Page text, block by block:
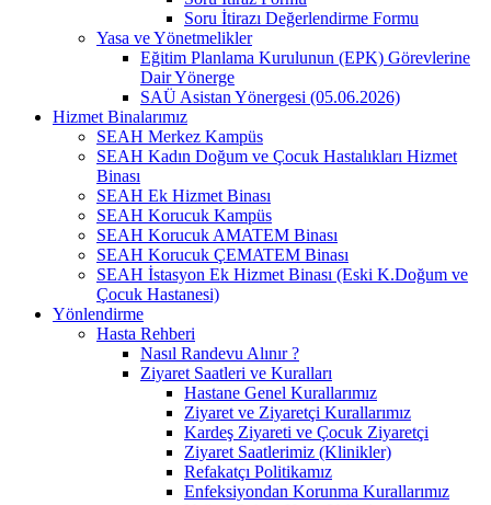
Soru İtirazı Değerlendirme Formu
Yasa ve Yönetmelikler
Eğitim Planlama Kurulunun (EPK) Görevlerine
Dair Yönerge
SAÜ Asistan Yönergesi (05.06.2026)
Hizmet Binalarımız
SEAH Merkez Kampüs
SEAH Kadın Doğum ve Çocuk Hastalıkları Hizmet
Binası
SEAH Ek Hizmet Binası
SEAH Korucuk Kampüs
SEAH Korucuk AMATEM Binası
SEAH Korucuk ÇEMATEM Binası
SEAH İstasyon Ek Hizmet Binası (Eski K.Doğum ve
Çocuk Hastanesi)
Yönlendirme
Hasta Rehberi
Nasıl Randevu Alınır ?
Ziyaret Saatleri ve Kuralları
Hastane Genel Kurallarımız
Ziyaret ve Ziyaretçi Kurallarımız
Kardeş Ziyareti ve Çocuk Ziyaretçi
Ziyaret Saatlerimiz (Klinikler)
Refakatçı Politikamız
Enfeksiyondan Korunma Kurallarımız